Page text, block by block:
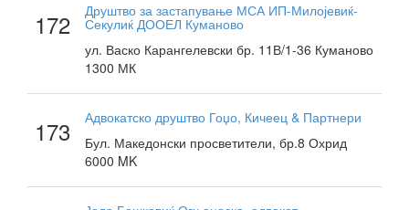
172 Друштво за застапување МСА ИП-Милојевиќ-
Секулиќ ДООЕЛ Куманово
ул. Васко Карангелевски бр. 11В/1-36 Куманово
1300 МК
173
Адвокатско друштво Гоџо, Кичеец & Партнери
Бул. Македонски просветители, бр.8 Охрид
6000 MK